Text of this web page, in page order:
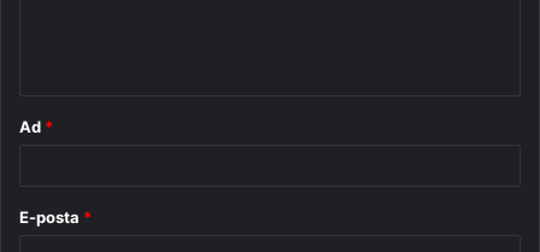
Ad *
E-posta *